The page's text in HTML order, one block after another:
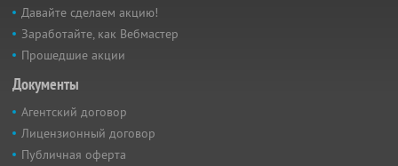
Давайте сделаем акцию!
Заработайте, как Вебмастер
Прошедшие акции
Документы
Агентский договор
Лицензионный договор
Публичная оферта